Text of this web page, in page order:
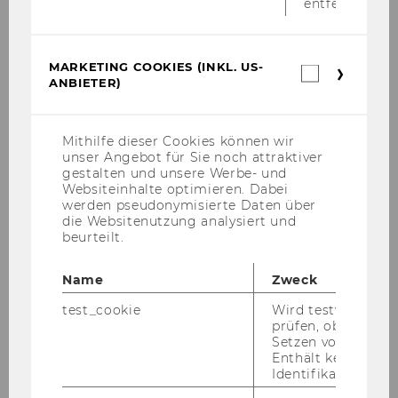
Rest­plät­ze für Sprach­kur­se
Be­reits nächs­te Woche be­gin­nen dieSprach­
am WU Busi­ness Lan­guage Cen­ter. Für
Rest­plät­ze könnt ihr euch noch an­mel­den!
entfernt.
MARKETING COOKIES (INKL. US-
ANBIETER)
Mithilfe dieser Cookies können wir
unser Angebot für Sie noch attraktiver
gestalten und unsere Werbe- und
Websiteinhalte optimieren. Dabei
werden pseudonymisierte Daten über
die Websitenutzung analysiert und
beurteilt.
Name
Zweck
test_cookie
Wird testweise
prüfen, ob der
Setzen von
Enthält keine